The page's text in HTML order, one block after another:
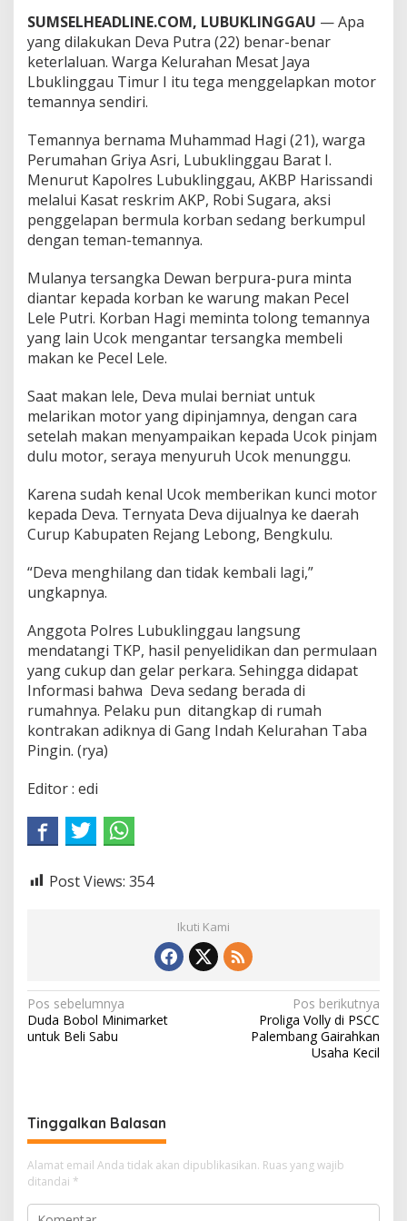
u
a
l
o
t
r
T
m
a
n
SUMSELHEADLINE.COM, LUBUKLINGGAU — Apa
yang dilakukan Deva Putra (22) benar-benar
keterlaluan. Warga Kelurahan Mesat Jaya
Lbuklinggau Timur I itu tega menggelapkan motor
temannya sendiri.
Temannya bernama Muhammad Hagi (21), warga
Perumahan Griya Asri, Lubuklinggau Barat I.
Menurut Kapolres Lubuklinggau, AKBP Harissandi
melalui Kasat reskrim AKP, Robi Sugara, aksi
penggelapan bermula korban sedang berkumpul
dengan teman-temannya.
Mulanya tersangka Dewan berpura-pura minta
diantar kepada korban ke warung makan Pecel
Lele Putri. Korban Hagi meminta tolong temannya
yang lain Ucok mengantar tersangka membeli
makan ke Pecel Lele.
Saat makan lele, Deva mulai berniat untuk
melarikan motor yang dipinjamnya, dengan cara
setelah makan menyampaikan kepada Ucok pinjam
dulu motor, seraya menyuruh Ucok menunggu.
Karena sudah kenal Ucok memberikan kunci motor
kepada Deva. Ternyata Deva dijualnya ke daerah
Curup Kabupaten Rejang Lebong, Bengkulu.
“Deva menghilang dan tidak kembali lagi,”
ungkapnya.
Anggota Polres Lubuklinggau langsung
mendatangi TKP, hasil penyelidikan dan permulaan
yang cukup dan gelar perkara. Sehingga didapat
Informasi bahwa Deva sedang berada di
rumahnya. Pelaku pun ditangkap di rumah
kontrakan adiknya di Gang Indah Kelurahan Taba
Pingin. (rya)
Editor : edi
Post Views: 354
Ikuti Kami
N
a
g
a
s
i
p
Pos sebelumnya
Duda Bobol Minimarket
untuk Beli Sabu
Pos berikutnya
Proliga Volly di PSCC
Palembang Gairahkan
Usaha Kecil
Tinggalkan Balasan
Alamat email Anda tidak akan dipublikasikan. Ruas yang wajib
ditandai *